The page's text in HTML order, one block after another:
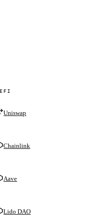
Uniswap
Chainlink
Aave
Lido DAO